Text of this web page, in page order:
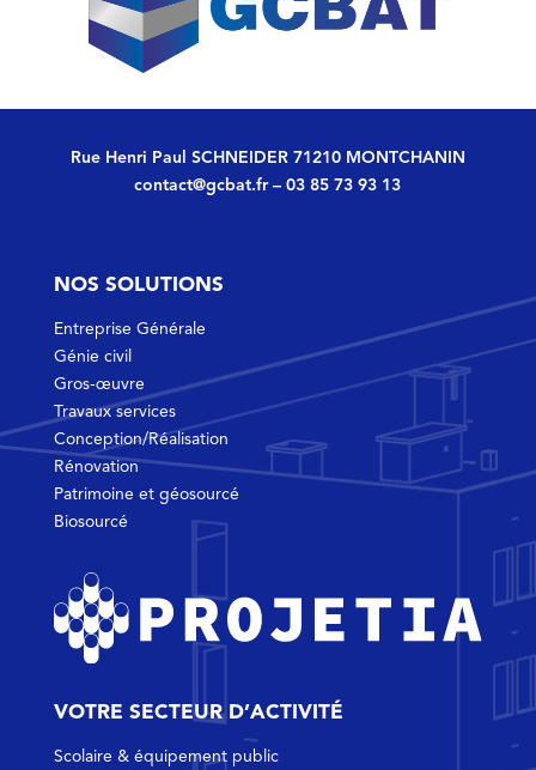
Rue Henri Paul SCHNEIDER 71210 MONTCHANIN
contact@gcbat.fr–03 85 73 93 13
NOS SOLUTIONS
Entreprise Générale
Génie civil
Gros-œuvre
Travaux services
Conception/Réalisation
Rénovation
Patrimoine et géosourcé
Biosourcé
VOTRE SECTEUR D’ACTIVITÉ
Scolaire & équipement public